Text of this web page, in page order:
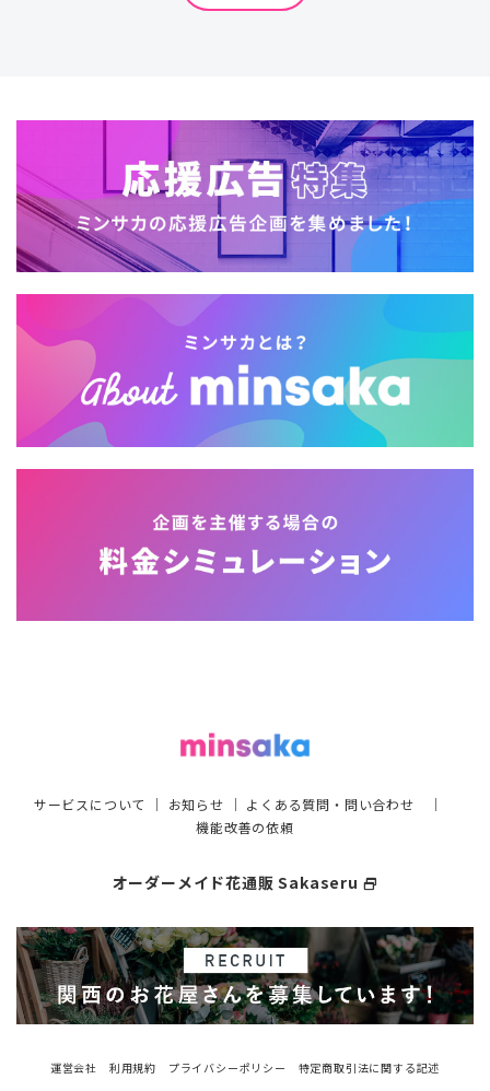
サービスについて ｜ お知らせ ｜ よくある質問・問い合わせ ｜
機能改善の依頼
オーダーメイド花通販 Sakaseru select_window
運営会社 利用規約 プライバシーポリシー 特定商取引法に関する記述